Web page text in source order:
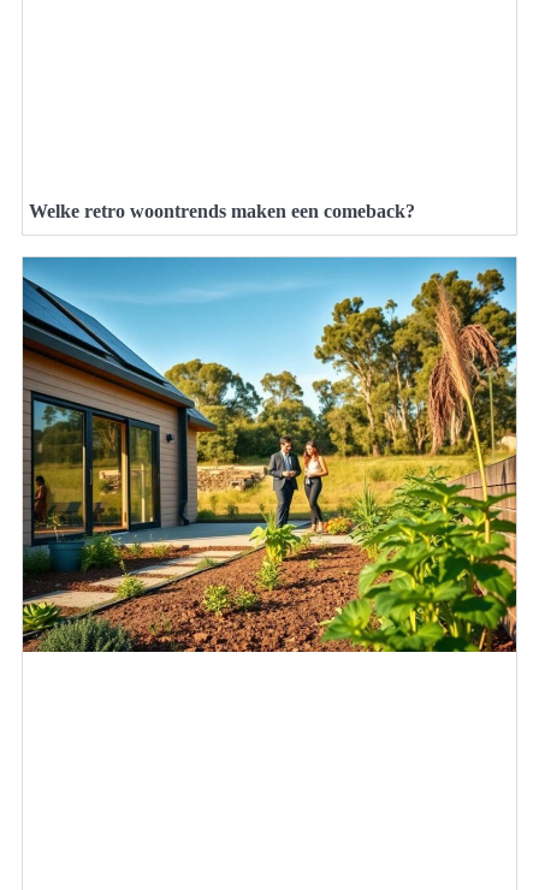
Welke retro woontrends maken een comeback?